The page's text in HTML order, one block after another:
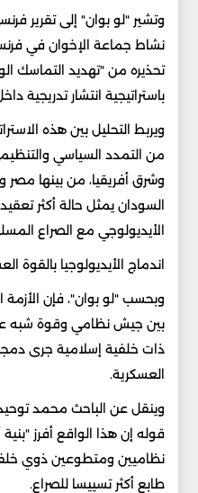
نشاط جماعة الإخوان في
تحذيره من "تهديد التماسك
باستراتيجية انتشار تدريجية
ويربط التحليل بين هذه
من التمدد السياسي
وشرق أفريقيا، من بينها مصر
السودان يمثل حالة أكثر
الأيديولوجي مع الصراع
اندماج الأيديولوجيا بالقوة
وبحسب "لو بوان"، فإن الأزمة
بين جيش نظامي وقوة شبه
ذات خلفية إسلامية جرى
العسكرية.
وينقل عن الباحث محمد
قوله إن هذا الواقع أفرز
نظاميين ومتطوعين ذوي
طابع أكثر تسييسا للصراع.